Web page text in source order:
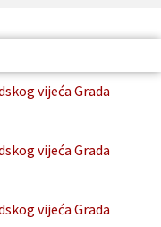
vijeća Grada
vijeća Grada
vijeća Grada